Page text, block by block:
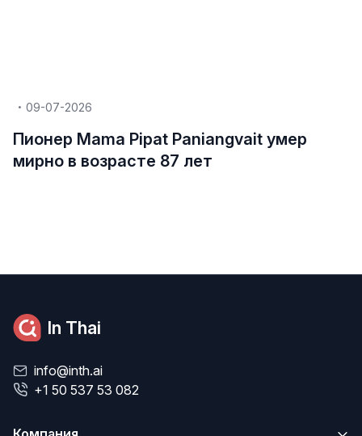
09-07-2026
Пионер Mama Pipat Paniangvait умер
мирно в возрасте 87 лет
In Thai
info@inth.ai
+1 50 537 53 082